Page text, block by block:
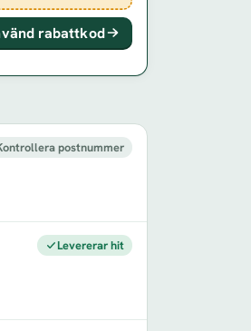
rabattkod
postnummer
Levererar hit